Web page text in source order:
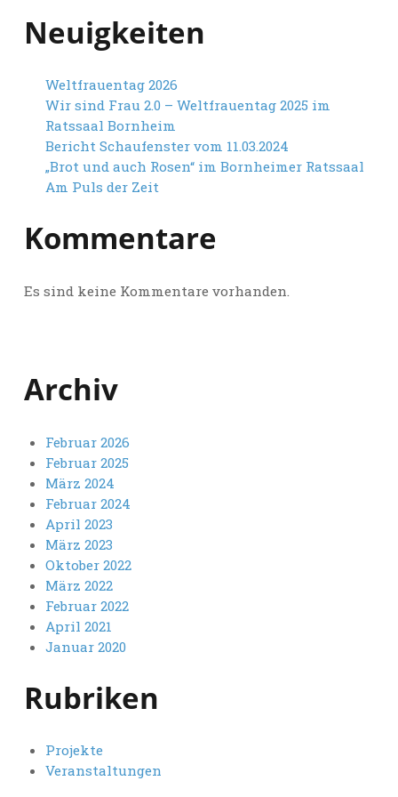
Homepage
Datenschutzerklärung
Neuigkeiten
Weltfrauentag 2026
Wir sind Frau 2.0 – Weltfrauentag 2025 im
Ratssaal Bornheim
Bericht Schaufenster vom 11.03.2024
„Brot und auch Rosen“ im Bornheimer Ratssaal
Am Puls der Zeit
Kommentare
Es sind keine Kommentare vorhanden.
Archiv
Februar 2026
Februar 2025
März 2024
Februar 2024
April 2023
März 2023
Oktober 2022
März 2022
Februar 2022
April 2021
Januar 2020
Rubriken
Projekte
Veranstaltungen